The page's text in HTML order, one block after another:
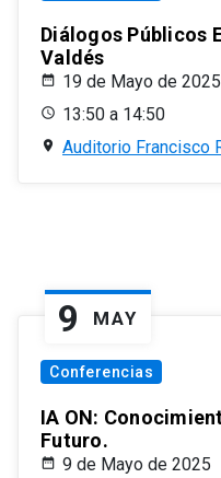
Diálogos Públicos
Valdés
19 de Mayo de 2025
13:50 a 14:50
Auditorio Francisco
9 MAY
Conferencias
IA ON:
Futuro.
9 de Mayo de 2025